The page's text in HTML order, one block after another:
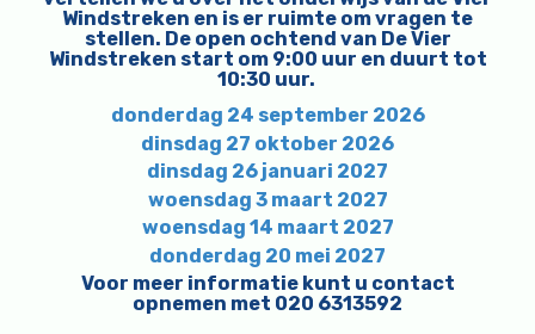
Windstreken en is er ruimte om vragen te
stellen. De open ochtend van De Vier
Windstreken start om 9:00 uur en duurt tot
10:30 uur.
donderdag 24 september 2026
dinsdag 27 oktober 2026
dinsdag 26 januari 2027
woensdag 3 maart 2027
woensdag 14 maart 2027
donderdag 20 mei 2027
Voor meer informatie kunt u contact
opnemen met 020 6313592